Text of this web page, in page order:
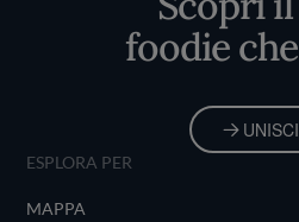
foodie
ESPLORA PER
MAPPA